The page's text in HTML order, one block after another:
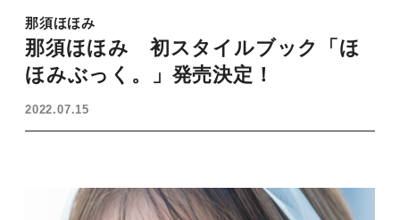
那須ほほみ
那須ほほみ 初スタイルブック「ほ
ほみぶっく。」発売決定！
2022.07.15